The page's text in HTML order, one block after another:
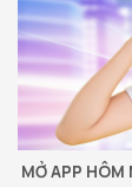
MỞ APP HÔM